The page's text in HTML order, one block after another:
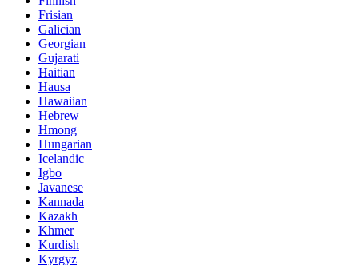
Frisian
Galician
Georgian
Gujarati
Haitian
Hausa
Hawaiian
Hebrew
Hmong
Hungarian
Icelandic
Igbo
Javanese
Kannada
Kazakh
Khmer
Kurdish
Kyrgyz